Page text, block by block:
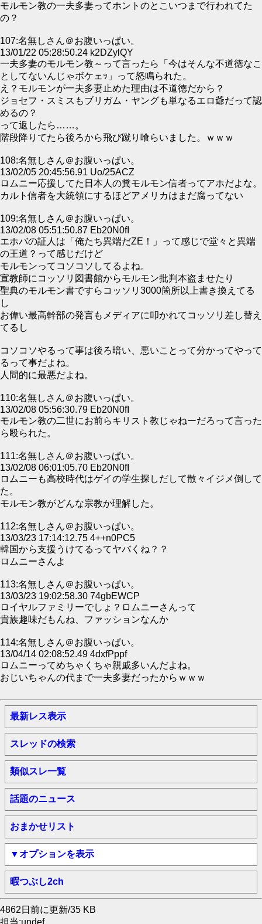
モルモン教の一夫多妻ってホントのとこいつまで行われてた
の？
107:名無しさん＠お腹いっぱい。
13/01/22 05:28:50.24 k2DZylQY
一夫多妻のモルモン教～って言ったら「今はそんな不道徳なこ
としてないんじゃボケェｯ」って怒鳴られた。
え？モルモンが一夫多妻止めた理由は不道徳だから？
ジョセフ・スミスもブリガム・ヤングも単なるエロ爺だって認
めるの？
って返したら……。
階段降りてたら後ろから飛び蹴り喰らいました。ｗｗｗ
108:名無しさん＠お腹いっぱい。
13/02/05 20:45:56.91 Uo/25ACZ
ロムニー応援してた日本人の糞モルモン信者ってアホだよな。
カルト信者を大統領にするほどアメリカはまだ腐ってない
109:名無しさん＠お腹いっぱい。
13/02/08 05:51:50.87 Eb20N0fI
エホバの証人は「俺たち異端だZE！」って感じで堂々と異端
の王道？って感じだけど
モルモンってコソコソしてるよね。
宣教師にコッソリ図書館からモルモン批判本盗ませたり
聖典のモルモン書ですらコッソリ3000箇所以上書き換えてる
し
お偉い最高幹部の発言もメディアに叩かれてコッソリ差し替え
てるし
コソコソやるって事は後ろ暗い、悪いことって分かってやって
るって事だよね。
人間的に最悪だよね。
110:名無しさん＠お腹いっぱい。
13/02/08 05:56:30.79 Eb20N0fI
モルモン教の二世にお前らキリスト教じゃねーだろって言った
ら殴られた。
111:名無しさん＠お腹いっぱい。
13/02/08 06:01:05.70 Eb20N0fI
ロムニーも高校時代はゲイの学生探しだして散々イジメ倒して
た。
モルモン教がどんな宗教か理解した。
112:名無しさん＠お腹いっぱい。
13/03/23 17:14:12.75 4++n0PC5
韓国から支援うけてるってヤバくね？？
ロムニーさんよ
113:名無しさん＠お腹いっぱい。
13/03/23 19:02:58.30 74gbEWCP
ロイヤルファミリーでしょ？ロムニーさんって
貴族趣味だもんね、ファッションなんか
114:名無しさん＠お腹いっぱい。
13/04/14 02:08:52.49 4dxfPppf
ロムニーってめちゃくちゃ親戚多いんだよね。
おじいちゃんの代まで一夫多妻だったからｗｗｗ
最新レス表示
スレッドの検索
類似スレ一覧
話題のニュース
おまかせリスト
▼オプションを表示
暇つぶし2ch
4862日前に更新/35 KB
担当:undef